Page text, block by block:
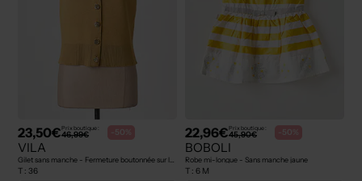
23,50€Prix boutique :
46,99€ -50%
VILA
T : 36
22,96€Prix boutique :
45,90€ -50%
BOBOLI
Robe mi-longue - Sans manche jaune
T : 6 M